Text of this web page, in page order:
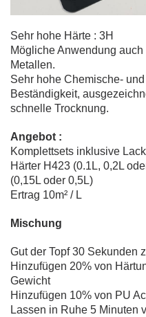
Sehr hohe Härte : 3H
Mögliche Anwendung
Metallen.
Sehr hohe Chemische-
Beständigkeit,
schnelle Trocknung.
Angebot :
Komplettsets inklusive
Härter H423 (0.1L, 0,2L
(0,15L oder 0,5L)
Ertrag 10m² / L
Mischung
Gut der Topf 30 Sekunden
Hinzufügen 20% von
Gewicht
Hinzufügen 10% von PU
Lassen in Ruhe 5 Minuten